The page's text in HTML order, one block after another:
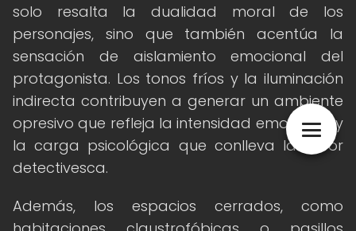
solo resalta la dualidad moral de los
personajes, sino que también acentúa la
sensación de aislamiento emocional del
protagonista. Los tonos fríos y la iluminación
indirecta contribuyen a generar un ambiente
opresivo que refleja la intensidad emocional y
la carga psicológica que conlleva la labor
detectivesca.
Además, los espacios cerrados, como